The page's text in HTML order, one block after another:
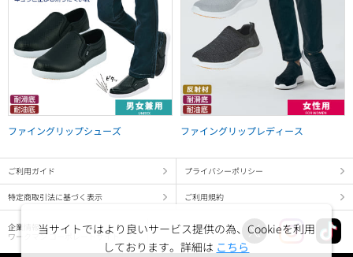
ファイングリップシューズ ファイングリップレディース
ご利用ガイド プライバシーポリシー
特定商取引法に基づく表示 ご利用規約
企業情報
ワークマン コーポレートサイト
当サイトではより良いサービス提供の為、Cookieを利用
しております。詳細は こちら